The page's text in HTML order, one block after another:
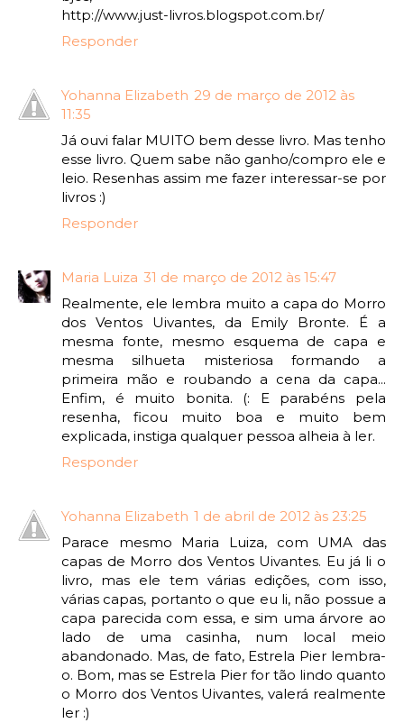
http://www.just-livros.blogspot.com.br/
Responder
Yohanna Elizabeth 29 de março de 2012 às
11:35
Já ouvi falar MUITO bem desse livro. Mas tenho
esse livro. Quem sabe não ganho/compro ele e
leio. Resenhas assim me fazer interessar-se por
livros :)
Responder
Maria Luiza 31 de março de 2012 às 15:47
Realmente, ele lembra muito a capa do Morro
dos Ventos Uivantes, da Emily Bronte. É a
mesma fonte, mesmo esquema de capa e
mesma silhueta misteriosa formando a
primeira mão e roubando a cena da capa...
Enfim, é muito bonita. (: E parabéns pela
resenha, ficou muito boa e muito bem
explicada, instiga qualquer pessoa alheia à ler.
Responder
Yohanna Elizabeth 1 de abril de 2012 às 23:25
Parace mesmo Maria Luiza, com UMA das
capas de Morro dos Ventos Uivantes. Eu já li o
livro, mas ele tem várias edições, com isso,
várias capas, portanto o que eu li, não possue a
capa parecida com essa, e sim uma árvore ao
lado de uma casinha, num local meio
abandonado. Mas, de fato, Estrela Pier lembra-
o. Bom, mas se Estrela Pier for tão lindo quanto
o Morro dos Ventos Uivantes, valerá realmente
ler :)